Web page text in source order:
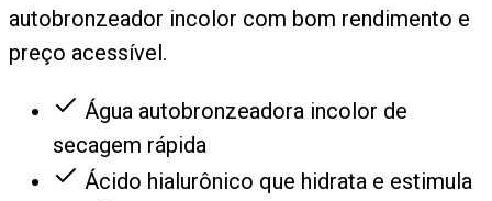
autobronzeador incolor com bom rendimento e
preço acessível.
Água autobronzeadora incolor de
secagem rápida
Ácido hialurônico que hidrata e estimula